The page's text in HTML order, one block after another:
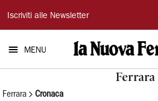
La
Nuova
Ferrara
Iscriviti alle Newsletter
MENU
Ferrara
Ferrara Cronaca